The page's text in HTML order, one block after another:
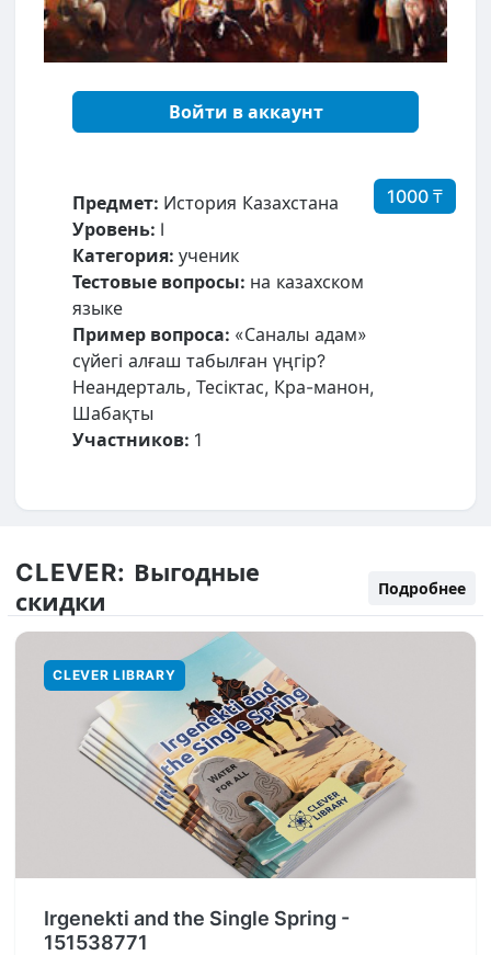
Войти в аккаунт
1000 ₸
Предмет: История Казахстана
Уровень: I
Категория: ученик
Тестовые вопросы: на казахском
языке
Пример вопроса: «Саналы адам»
сүйегі алғаш табылған үңгір?
Неандерталь, Тесіктас, Кра-манон,
Шабақты
Участников: 1
CLEVER: Выгодные
скидки
Подробнее
CLEVER LIBRARY
Irgenekti and the Single Spring -
151538771